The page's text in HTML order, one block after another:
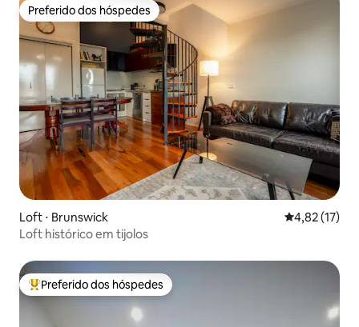
Preferido dos hóspedes
Preferido dos hóspedes
Loft ⋅ Brunswick 4,82 de uma
4,82 (17)
Loft histórico em tijolos
Entre os melhores preferidos dos hóspedes
Preferido dos hóspedes